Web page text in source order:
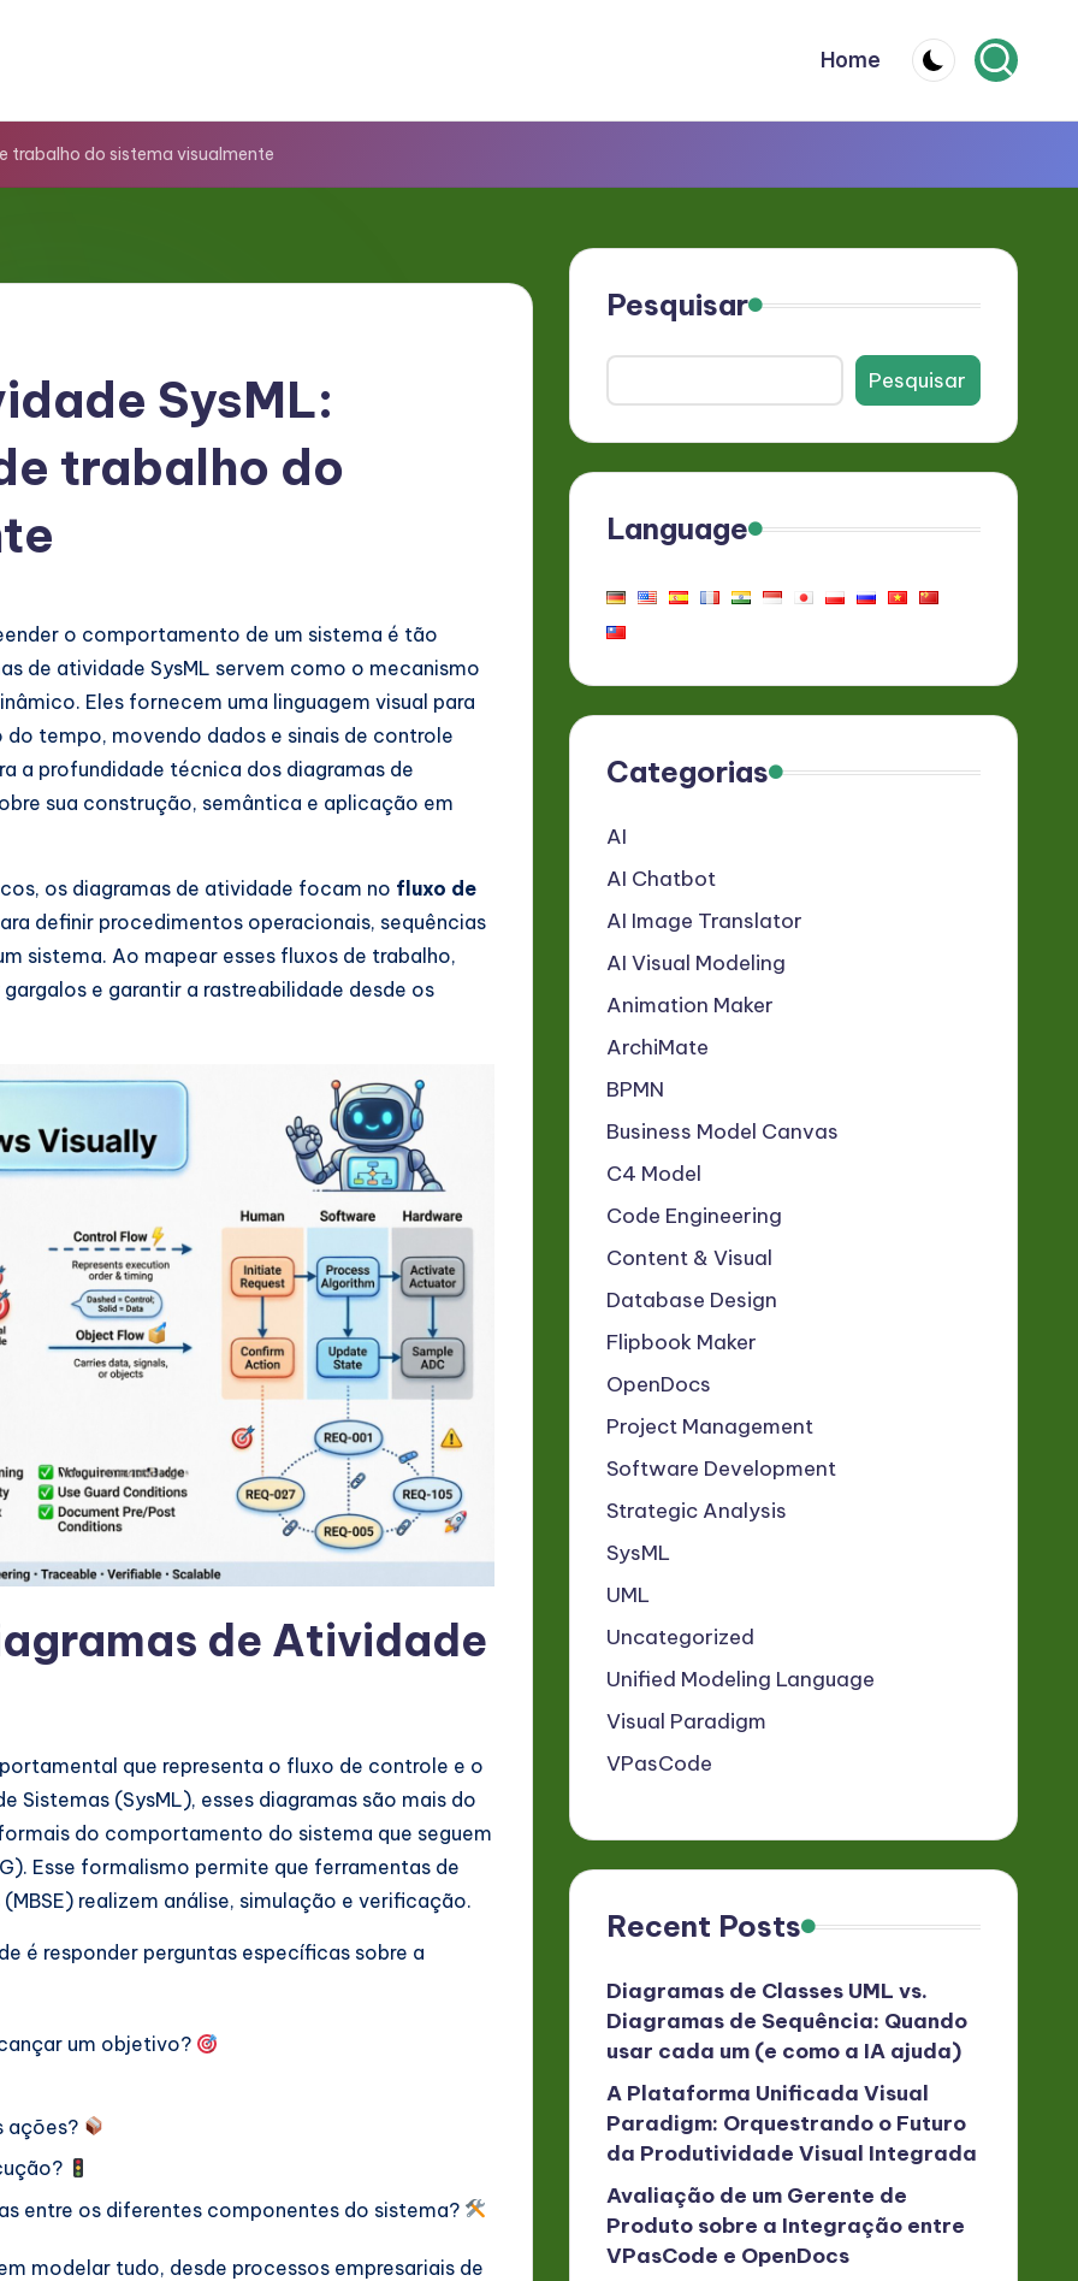
Home
trabalho do sistema visualmente
SysML:
trabalho do
o comportamento de um sistema é tão
de atividade SysML servem como o mecanismo
Eles fornecem uma linguagem visual para
tempo, movendo dados e sinais de controle
a profundidade técnica dos diagramas de
sua construção, semântica e aplicação em
os diagramas de atividade focam no fluxo de
definir procedimentos operacionais, sequências
sistema. Ao mapear esses fluxos de trabalho,
e garantir a rastreabilidade desde os
de Atividade
que representa o fluxo de controle e o
Sistemas (SysML), esses diagramas são mais do
do comportamento do sistema que seguem
Esse formalismo permite que ferramentas de
realizem análise, simulação e verificação.
é responder perguntas específicas sobre a
um objetivo?
ações?
entre os diferentes componentes do sistema?
modelar tudo, desde processos empresariais de
Pesquisar
Pesquisar
Language
Categorias
AI
AI Chatbot
AI Image Translator
AI Visual Modeling
Animation Maker
ArchiMate
BPMN
Business Model Canvas
C4 Model
Code Engineering
Content & Visual
Database Design
Flipbook Maker
OpenDocs
Project Management
Software Development
Strategic Analysis
SysML
UML
Uncategorized
Unified Modeling Language
Visual Paradigm
VPasCode
Recent Posts
Diagramas de Classes UML vs.
Diagramas de Sequência: Quando
usar cada um (e como a IA ajuda)
A Plataforma Unificada Visual
Paradigm: Orquestrando o Futuro
da Produtividade Visual Integrada
Avaliação de um Gerente de
Produto sobre a Integração entre
VPasCode e OpenDocs